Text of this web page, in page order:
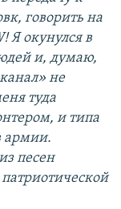
говорить на
Я окунулся в
и, думаю,
не
туда
и типа
армии.
песен